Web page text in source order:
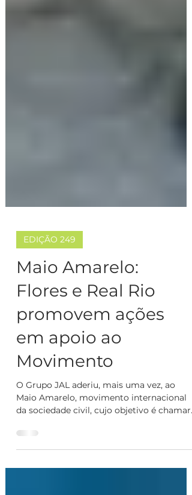
EDIÇÃO 249
Maio Amarelo:
Flores e Real Rio
promovem ações
em apoio ao
Movimento
O Grupo JAL aderiu, mais uma vez, ao
da sociedade civil, cujo objetivo é chamar